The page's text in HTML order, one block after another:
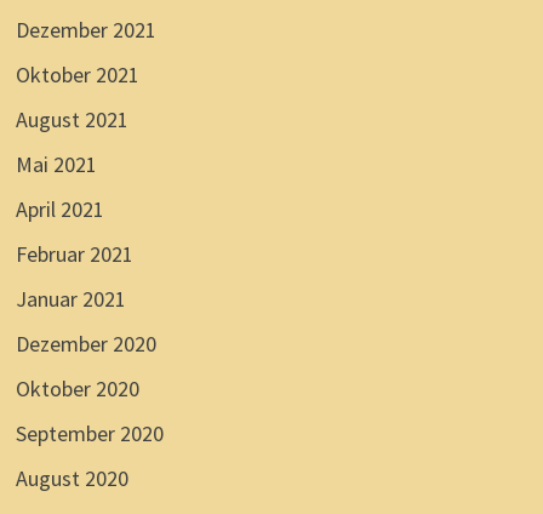
Dezember 2021
Oktober 2021
August 2021
Mai 2021
April 2021
Februar 2021
Januar 2021
Dezember 2020
Oktober 2020
September 2020
August 2020